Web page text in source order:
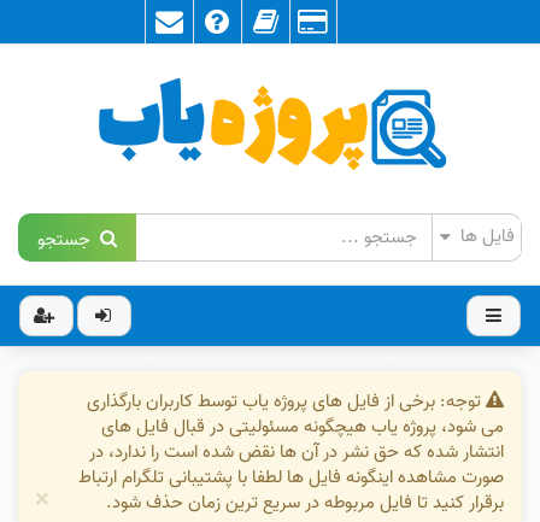
جستجو
توجه: برخی از فایل های پروژه یاب توسط کاربران بارگذاری
می شود، پروژه یاب هیچگونه مسئولیتی در قبال فایل های
انتشار شده که حق نشر در آن ها نقض شده است را ندارد، در
صورت مشاهده اینگونه فایل ها لطفا با پشتیبانی تلگرام ارتباط
برقرار کنید تا فایل مربوطه در سریع ترین زمان حذف شود.
×